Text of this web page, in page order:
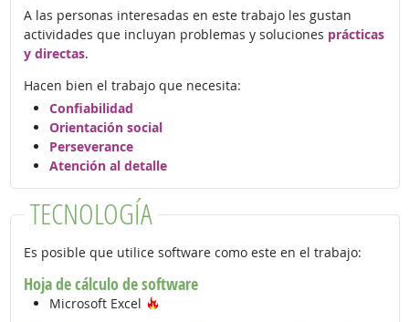
A las personas interesadas en este trabajo les gustan
actividades que incluyan problemas y soluciones prácticas
y directas.
Hacen bien el trabajo que necesita:
Confiabilidad
Orientación social
Perseverance
Atención al detalle
TECNOLOGÍA
Es posible que utilice software como este en el trabajo:
Hoja de cálculo de software
Microsoft Excel